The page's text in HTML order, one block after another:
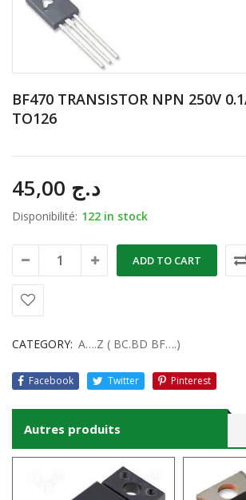
BF470 TRANSISTOR NPN 250V
TO126
د.ج
Disponibilité: 122 in stock
ADD TO CART
CATEGORY: A….Z ( BC.BD BF….)
Facebook Twitter Pinterest
Autres produits